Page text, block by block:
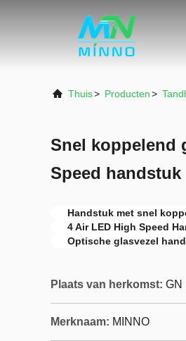
Thuis> Producten>
Snel koppelend
Speed handstuk
Handstuk met snel
4 Air LED High Speed
Optische glasvezel
Plaats van herkomst: GN
Merknaam: MINNO